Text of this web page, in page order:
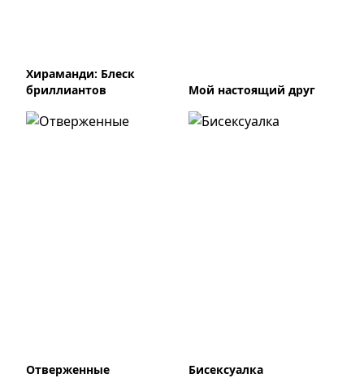
Хираманди: Блеск
бриллиантов
Мой настоящий друг
Отверженные Бисексуалка